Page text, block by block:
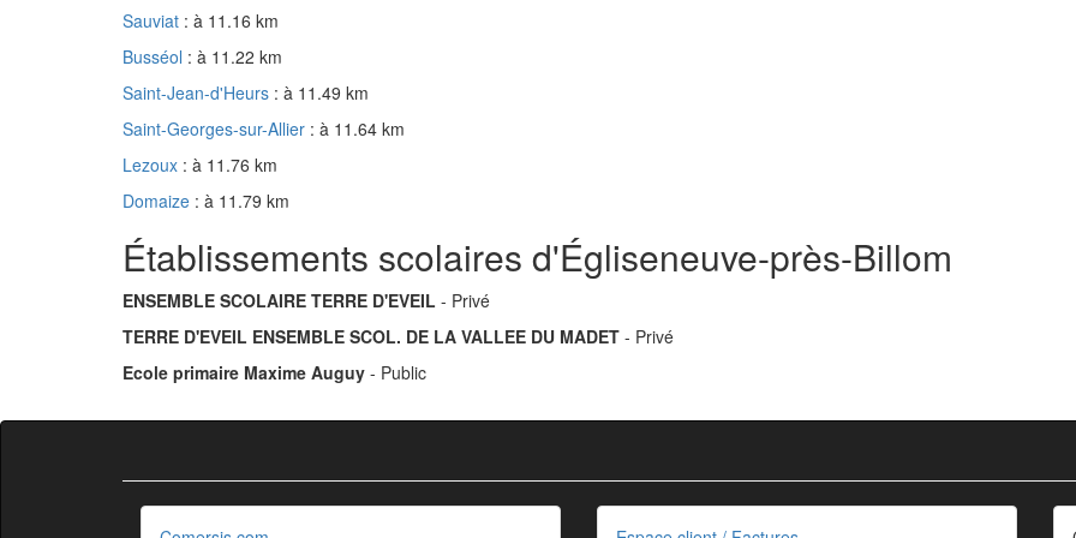
Sauviat : à 11.16 km
Busséol : à 11.22 km
Saint-Jean-d'Heurs : à 11.49 km
Saint-Georges-sur-Allier : à 11.64 km
Lezoux : à 11.76 km
Domaize : à 11.79 km
Établissements scolaires d'Égliseneuve-près-Billom
ENSEMBLE SCOLAIRE TERRE D'EVEIL - Privé
TERRE D'EVEIL ENSEMBLE SCOL. DE LA VALLEE DU MADET - Privé
Ecole primaire Maxime Auguy - Public